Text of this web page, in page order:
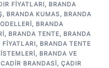
FIYATLARI, BRANDA
, BRANDA KUMAS, BRANDA
, BRANDA
, BRANDA TENTE, BRANDA
FIYATLARI, BRANDA TENTE
, BRANDA VE
CADIR BRANDASI, ÇADIR